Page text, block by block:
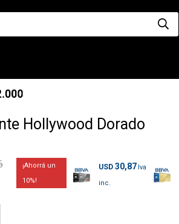
Hollywood Dorado
10
USD 30,87